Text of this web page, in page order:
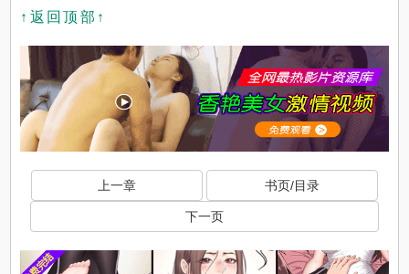
↑返回顶部↑
上一章 书页/目录
下一页